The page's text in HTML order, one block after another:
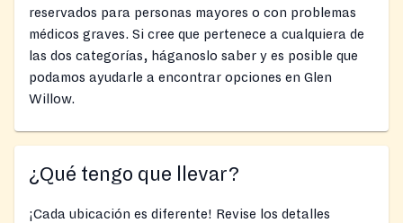
reservados para personas mayores o con problemas
médicos graves. Si cree que pertenece a cualquiera de
las dos categorías, háganoslo saber y es posible que
podamos ayudarle a encontrar opciones en Glen
Willow.
¿Qué tengo que llevar?
¡Cada ubicación es diferente! Revise los detalles